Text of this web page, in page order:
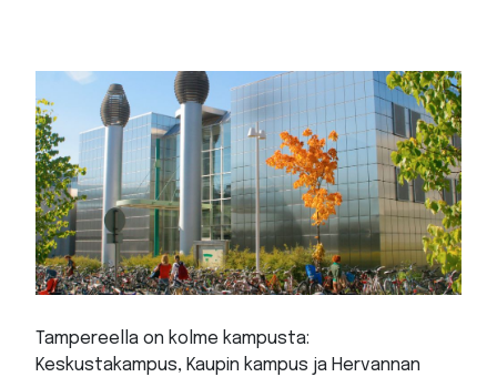
Tampereella on kolme kampusta:
Keskustakampus, Kaupin kampus ja Hervannan